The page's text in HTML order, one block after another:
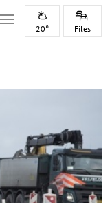
Toggle navigation
20° Files